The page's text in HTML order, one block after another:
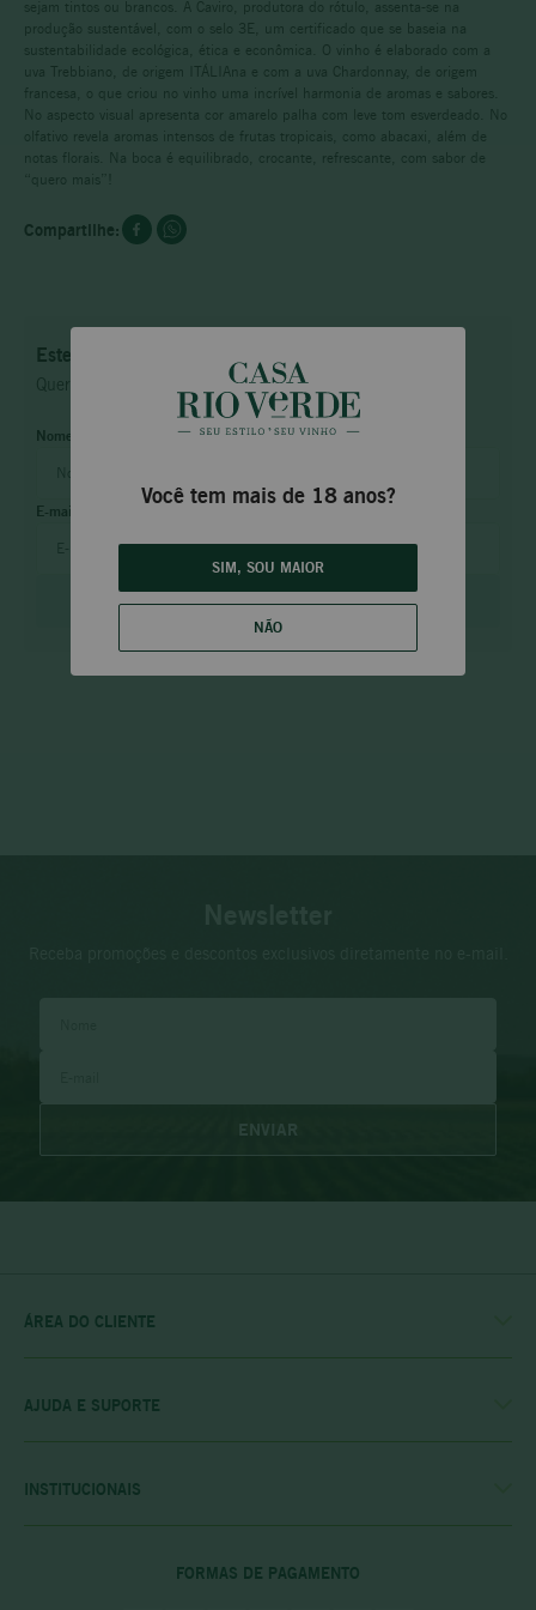
Você tem mais de 18 anos?
SIM, SOU MAIOR
NÃO
sejam tintos ou brancos. A Caviro, produtora do rótulo, assenta-se na
produção sustentável, com o selo 3E, um certificado que se baseia na
sustentabilidade ecológica, ética e econômica. O vinho é elaborado com a
uva Trebbiano, de origem ITÁLIAna e com a uva Chardonnay, de origem
francesa, o que criou no vinho uma incrível harmonia de aromas e sabores.
No aspecto visual apresenta cor amarelo palha com leve tom esverdeado. No
olfativo revela aromas intensos de frutas tropicais, como abacaxi, além de
notas florais. Na boca é equilibrado, crocante, refrescante, com sabor de
“quero mais”!
Este produto não está disponível no momento
Quero saber quando estiver disponível
ENVIAR
ENVIAR
ÁREA DO CLIENTE
AJUDA E SUPORTE
PRIVACIDADE E SEGURANÇA
INSTITUCIONAIS
FORMAS DE PAGAMENTO